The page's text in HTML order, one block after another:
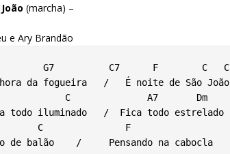
(marcha) –
e Ary Brandão
hora da fogueira   /   É noite de São João
todo iluminado   /  Fica todo estrelado
de balão    /     Pensando na cabocla